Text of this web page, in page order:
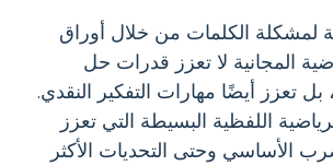
لمشكلة الكلمات من خلال أوراق
المجانية لا تعزز قدرات حل
تعزز أيضًا مهارات التفكير النقدي.
اللفظية البسيطة التي تعزز
الأساسي وحتى التحديات الأكثر